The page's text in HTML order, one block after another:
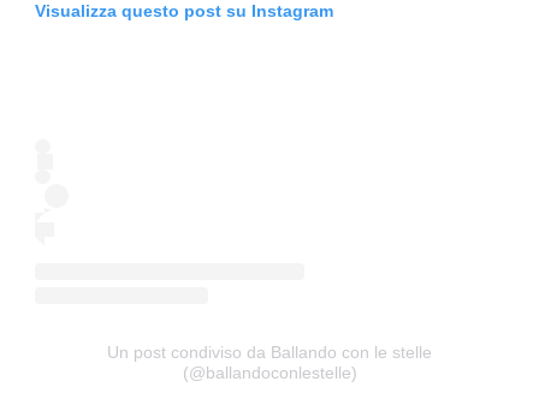
Visualizza questo post su Instagram
Un post condiviso da Ballando con le stelle
(@ballandoconlestelle)